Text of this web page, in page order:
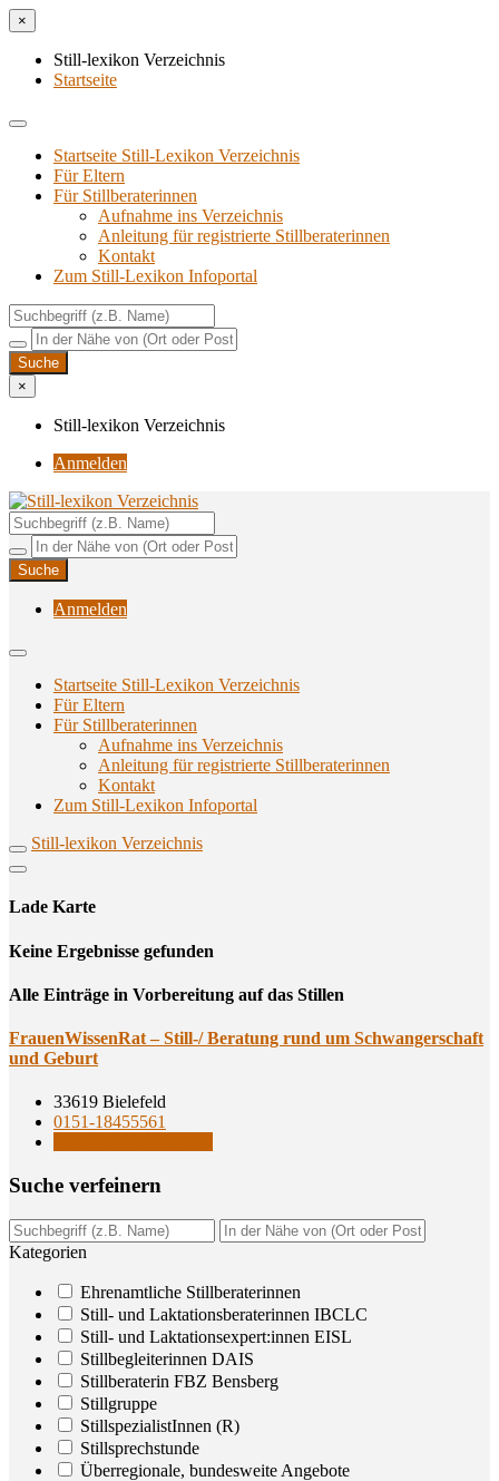
×
Still-lexikon Verzeichnis
Startseite
Startseite Still-Lexikon Verzeichnis
Für Eltern
Für Stillberaterinnen
Aufnahme ins Verzeichnis
Anlei­tung für regis­trier­te Stillberaterinnen
Kon­takt
Zum Still-Lexikon Infoportal
×
Still-lexikon Verzeichnis
Anmelden
Still-lexikon Verzeichnis
Unterstützungsangebote rund ums Stillen
Anmelden
Startseite Still-Lexikon Verzeichnis
Für Eltern
Für Stillberaterinnen
Aufnahme ins Verzeichnis
Anlei­tung für regis­trier­te Stillberaterinnen
Kon­takt
Zum Still-Lexikon Infoportal
Still-lexikon Verzeichnis
Lade Karte
Кeine Ergebnisse gefunden
Alle Einträge in Vorbereitung auf das Stillen
Frau­en­Wis­sen­Rat – Still-/ Bera­tung rund um Schwan­ger­schaft
und Geburt
33619 Bielefeld
0151-18455561
Suche ver­fei­nern
Kategorien
Ehrenamtliche Stillberaterinnen
Still- und Laktationsberaterinnen IBCLC
Still- und Laktationsexpert:innen EISL
Stillbegleiterinnen DAIS
Stillberaterin FBZ Bensberg
Stillgruppe
StillspezialistInnen (R)
Stillsprechstunde
Überregionale, bundesweite Angebote